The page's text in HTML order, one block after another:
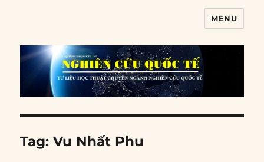
MENU
Tag:Vu Nhất Phu